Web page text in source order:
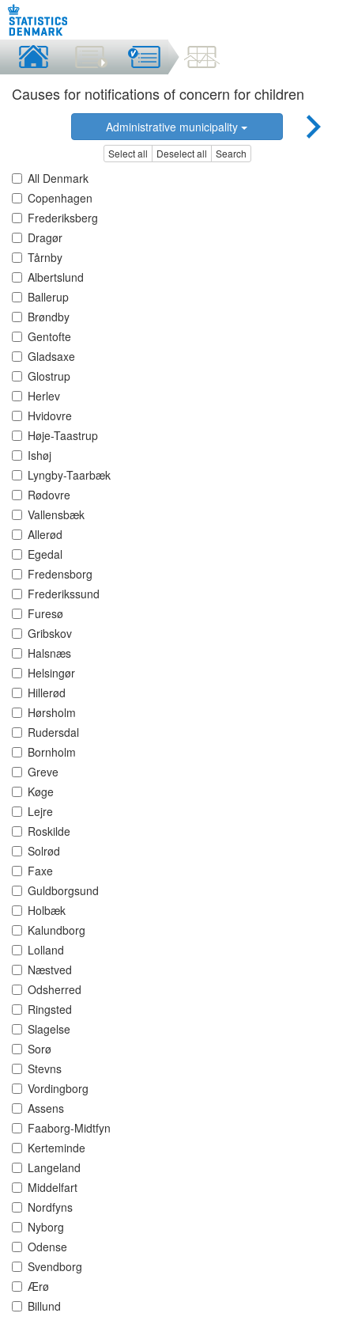
Causes for notifications of concern for children
Administrative municipality
Select all Deselect all Search
All Denmark
Copenhagen
Frederiksberg
Dragør
Tårnby
Albertslund
Ballerup
Brøndby
Gentofte
Gladsaxe
Glostrup
Herlev
Hvidovre
Høje-Taastrup
Ishøj
Lyngby-Taarbæk
Rødovre
Vallensbæk
Allerød
Egedal
Fredensborg
Frederikssund
Furesø
Gribskov
Halsnæs
Helsingør
Hillerød
Hørsholm
Rudersdal
Bornholm
Greve
Køge
Lejre
Roskilde
Solrød
Faxe
Guldborgsund
Holbæk
Kalundborg
Lolland
Næstved
Odsherred
Ringsted
Slagelse
Sorø
Stevns
Vordingborg
Assens
Faaborg-Midtfyn
Kerteminde
Langeland
Middelfart
Nordfyns
Nyborg
Odense
Svendborg
Ærø
Billund